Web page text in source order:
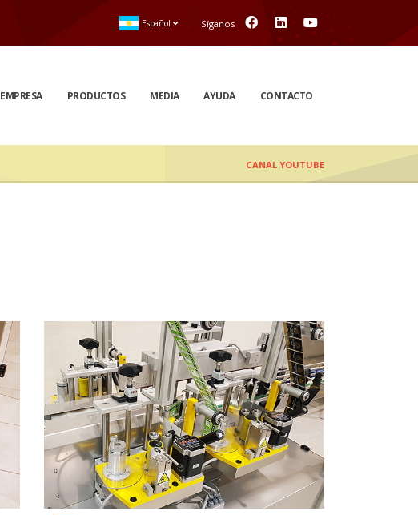
Español Síganos
EMPRESA PRODUCTOS MEDIA AYUDA CONTACTO
CANAL YOUTUBE